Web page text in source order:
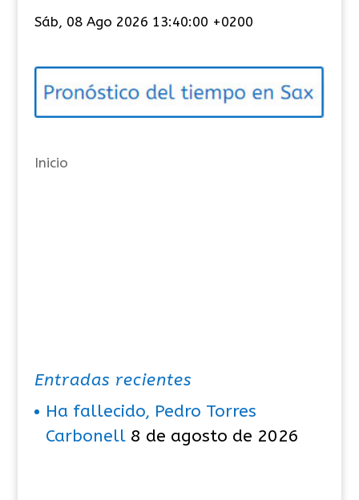
e
o
í
s
Sáb, 08 Ago 2026 13:40:01 +0200
Inicio
Entradas recientes
Ha fallecido, Pedro Torres
Carbonell 8 de agosto de 2026